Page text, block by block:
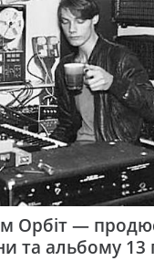
Орбіт —
та альбому 13